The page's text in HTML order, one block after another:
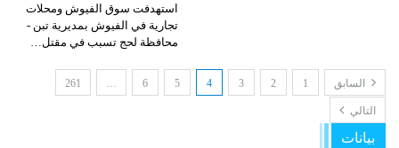
استهدفت سوق الفيوش ومحلات
تجارية في الفيوش بمديرية تبن -
محافظة لحج تسبب في مقتل…
السابق 1
2
3
4
5
6
…
261
التالي
بيانات